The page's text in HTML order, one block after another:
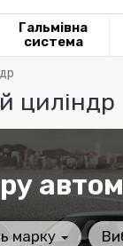
Гальмівна
система
циліндр
марку